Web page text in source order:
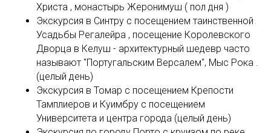
Христа , монастырь Жеронимуш ( пол дня )
Экскурсия в Синтру с посещением таинственной
Усадьбы Регалейра , посещение Королевского
Дворца в Келуш - архитектурный шедевр часто
называют "Португальским Версалем", Мыс Рока .
(целый день)
Экскурсия в Томар с посещением Крепости
Тамплиеров и Куимбру с посещением
Университета и центра города (целый день)